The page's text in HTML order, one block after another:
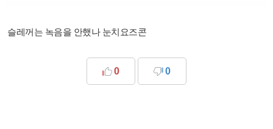
슬레꺼는 녹음을 안했나 눈치요즈콘
0 0